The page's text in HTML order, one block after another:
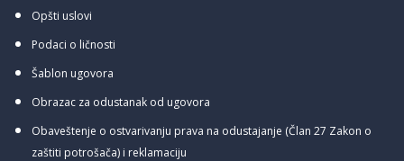
Opšti uslovi
Podaci o ličnosti
Šablon ugovora
Obrazac za odustanak od ugovora
Obaveštenje o ostvarivanju prava na odustajanje (Član 27 Zakon o
zaštiti potrošača) i reklamaciju